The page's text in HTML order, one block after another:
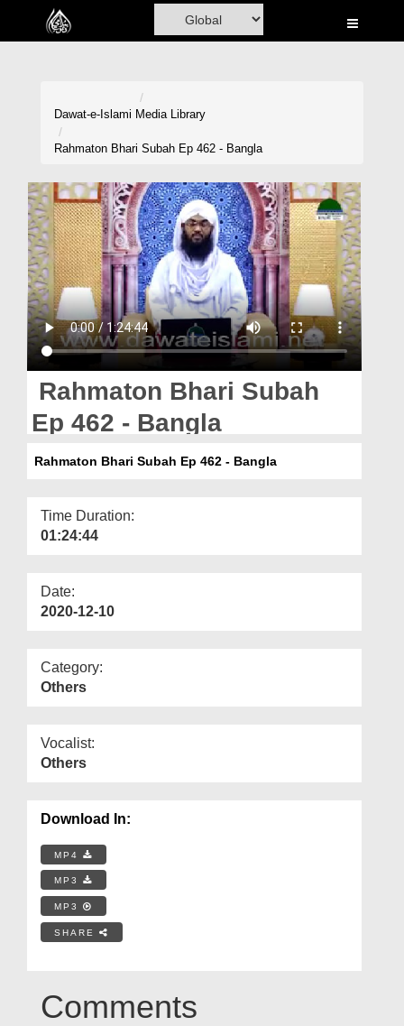
Home
Volunteer Portal
Rohani Ilaj
Donation
Blog
Magazine
Dawat-e-Islami Media Library
Rahmaton Bhari Subah Ep 462 - Bangla
Rahmaton Bhari Subah
Ep 462 - Bangla
Rahmaton Bhari Subah Ep 462 - Bangla
Time Duration:
01:24:44
Date:
2020-12-10
Category:
Others
Vocalist:
Others
Download In:
MP4
MP3
MP3
SHARE
Comments